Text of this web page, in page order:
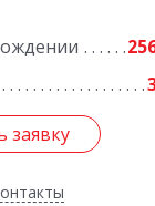
заявку
заявку